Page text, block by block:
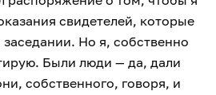
свидетелей, которые
Но я, собственно
Были люди — да, дали
собственного, говоря, и